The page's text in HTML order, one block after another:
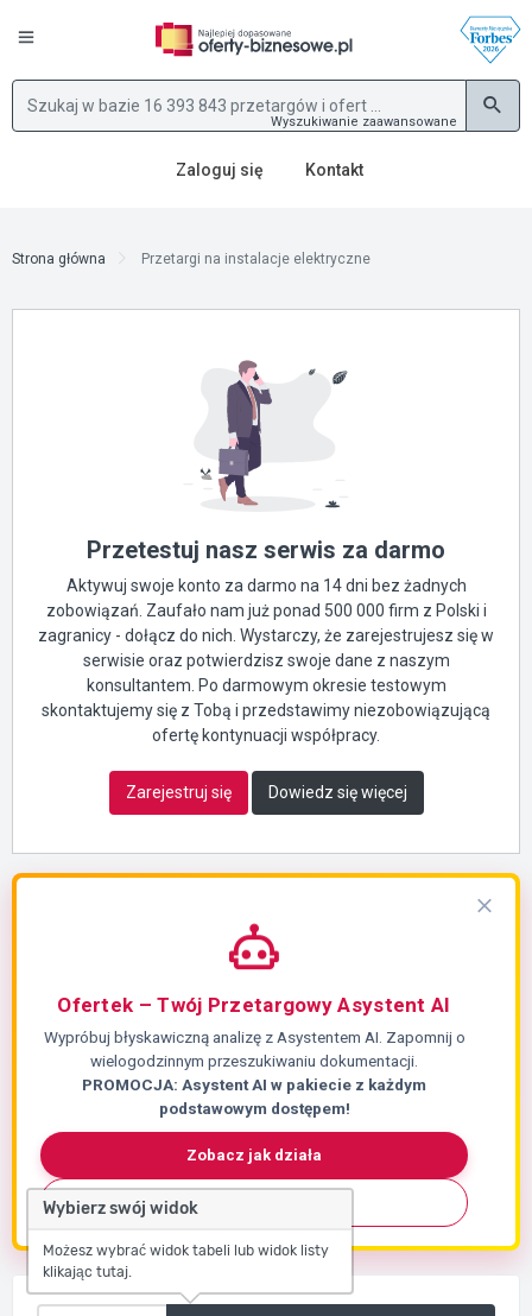
Wyszukiwanie zaawansowane
Zaloguj się Kontakt
Strona główna Przetargi na instalacje elektryczne
Przetestuj nasz serwis za darmo
Aktywuj swoje konto za darmo na 14 dni bez żadnych
zobowiązań. Zaufało nam już ponad 500 000 firm z Polski i
zagranicy - dołącz do nich. Wystarczy, że zarejestrujesz się w
serwisie oraz potwierdzisz swoje dane z naszym
konsultantem. Po darmowym okresie testowym
skontaktujemy się z Tobą i przedstawimy niezobowiązującą
ofertę kontynuacji współpracy.
Zarejestruj się Dowiedz się więcej
Ofertek – Twój Przetargowy Asystent AI
Wypróbuj błyskawiczną analizę z Asystentem AI. Zapomnij o
wielogodzinnym przeszukiwaniu dokumentacji.
PROMOCJA: Asystent AI w pakiecie z każdym
podstawowym dostępem!
Zobacz jak działa
Wybierz swój widok
Możesz wybrać widok tabeli lub widok listy
klikając tutaj.